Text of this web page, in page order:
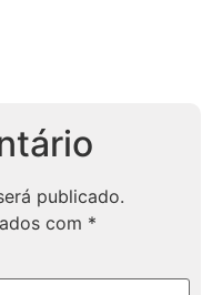
publicado.
com *